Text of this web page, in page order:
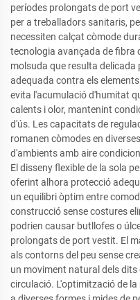
períodes prolongats de port
per a treballadors sanitaris,
necessiten calçat còmode
tecnologia avançada de fibra
molsuda que resulta delicada
adequada contra els
evita l'acumulació d'humitat
calents i olor, mantenint
d'ús. Les capacitats de
romanen còmodes en
d'ambients amb aire
El disseny flexible de la sola
oferint alhora protecció
un equilibri òptim entre
construcció sense costures
podrien causar butllofes o
prolongats de port vestit. El
als contorns del peu sense
un moviment natural dels dits
circulació. L'optimització de